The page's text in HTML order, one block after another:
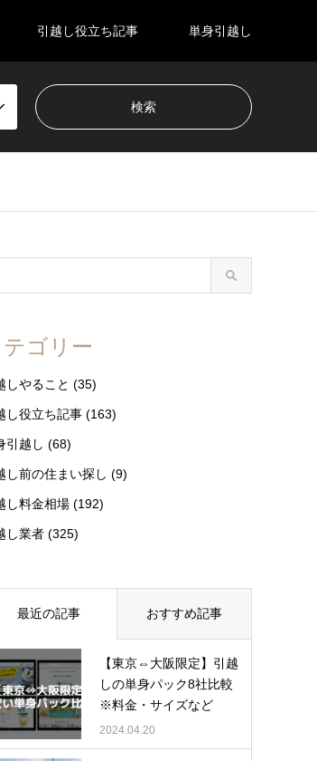
引越し役立ち記事 単身引越し
テゴリー
しやること (35)
し役立ち記事 (163)
引越し (68)
し前の住まい探し (9)
し料金相場 (192)
し業者 (325)
最近の記事 おすすめ記事
【東京⇔大阪限定】引越
しの単身パック8社比較
※料金・サイズなど
2024.04.20